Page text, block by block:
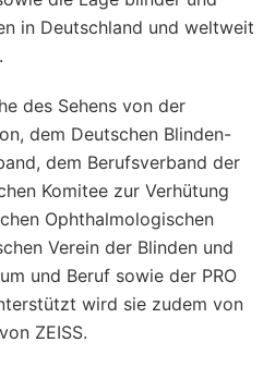
in Deutschland und weltweit
des Sehens von der
dem Deutschen Blinden-
dem Berufsverband der
Komitee zur Verhütung
Ophthalmologischen
Verein der Blinden und
und Beruf sowie der PRO
wird sie zudem von
ZEISS.